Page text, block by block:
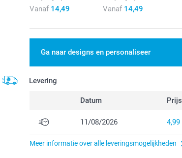
Vanaf 14,49 Vanaf 14,49
Ga naar designs en personaliseer
Levering
Datum Prijs
11/08/2026 4,99
Meer informatie over alle leveringsmogelijkheden